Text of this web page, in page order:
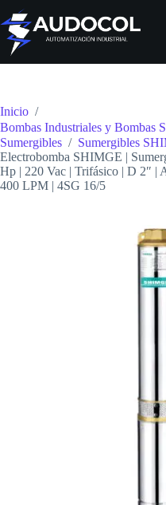
Saltar
al
contenido
Inicio /
Bombas Industriales y Bombas
Sumergibles / Sumergibles
Electrobomba SHIMGE |
Hp | 220 Vac | Trifásico | D 2″ |
400 LPM | 4SG 16/5